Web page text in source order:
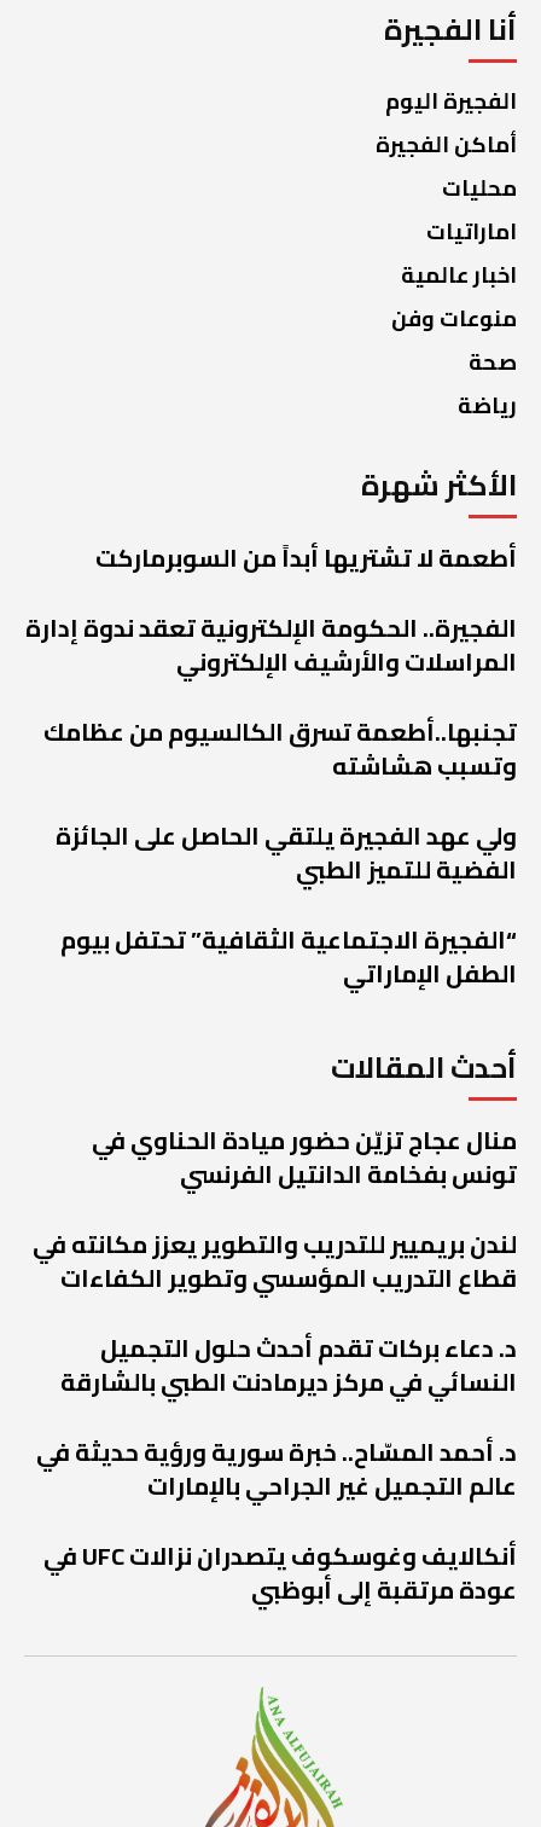
أنا الفجيرة
الفجيرة اليوم
أماكن الفجيرة
محليات
اماراتيات
اخبار عالمية
منوعات وفن
صحة
رياضة
الأكثر شهرة
أطعمة لا تشتريها أبداً من السوبرماركت
الفجيرة.. الحكومة الإلكترونية تعقد ندوة إدارة
المراسلات والأرشيف الإلكتروني
تجنبها..أطعمة تسرق الكالسيوم من عظامك
وتسبب هشاشته
ولي عهد الفجيرة يلتقي الحاصل على الجائزة
الفضية للتميز الطبي
“الفجيرة الاجتماعية الثقافية” تحتفل بيوم
الطفل الإماراتي
أحدث المقالات
منال عجاج تزيّن حضور ميادة الحناوي في
تونس بفخامة الدانتيل الفرنسي
لندن بريميير للتدريب والتطوير يعزز مكانته في
قطاع التدريب المؤسسي وتطوير الكفاءات
د. دعاء بركات تقدم أحدث حلول التجميل
النسائي في مركز ديرمادنت الطبي بالشارقة
د. أحمد المسّاح.. خبرة سورية ورؤية حديثة في
عالم التجميل غير الجراحي بالإمارات
أنكالايف وغوسكوف يتصدران نزالات UFC في
عودة مرتقبة إلى أبوظبي